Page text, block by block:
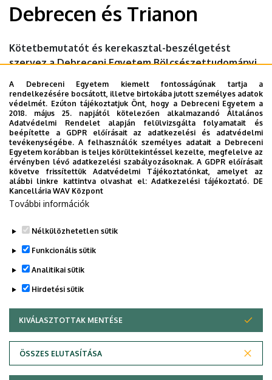
Debrecen és Trianon
Kötetbemutatót és kerekasztal-beszélgetést
szervez a Debreceni Egyetem Bölcsészettudományi
sorSOK című időszaki kiállításhoz kapcsolódóan.
Időpont:2021. október 15. péntek 16.30
Helyszín : Déri Múzeum Díszterem (Debrecen, Déri tér 1.)
Dokumentumok
20211015trianon.pdf
(2.39 MB)
Last update: 2021. 11. 22. 14:22
Adatvédelem
A Debreceni Egyetem kiemelt fontosságúnak tartja a
rendelkezésére bocsátott, illetve birtokába jutott személyes adatok
védelmét. Ezúton tájékoztatjuk Önt, hogy a Debreceni Egyetem a
2018. május 25. napjától kötelezően alkalmazandó Általános
Adatvédelmi Rendelet alapján felülvizsgálta folyamatait és
beépítette a GDPR előírásait az adatkezelési és adatvédelmi
tevékenységébe. A felhasználók személyes adatait a Debreceni
Egyetem korábban is teljes körültekintéssel kezelte, megfelelve az
érvényben lévő adatkezelési szabályozásoknak. A GDPR előírásait
követve frissítettük Adatvédelmi Tájékoztatónkat, amelyet az
alábbi linkre kattintva olvashat el:Adatkezelési tájékoztató. DE
Kancellária WAV Központ
További információk
Nélkülözhetetlen sütik
Funkcionális sütik
Analitikai sütik
Hirdetési sütik
KIVÁLASZTOTTAK MENTÉSE
ÖSSZES ELUTASÍTÁSA
WITHDRAW CONSENT